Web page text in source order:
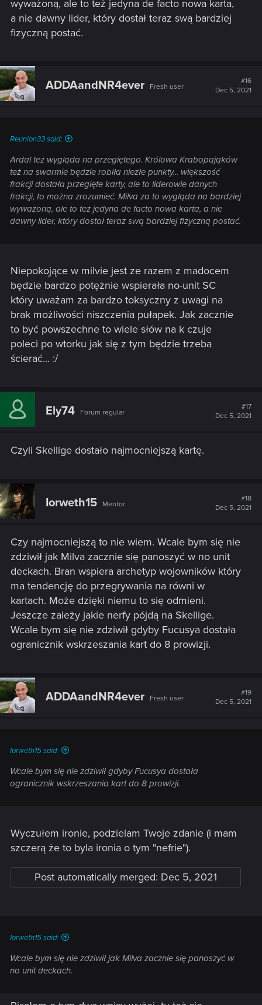
wyważoną, ale to też jedyna de facto nowa karta,
a nie dawny lider, który dostał teraz swą bardziej
fizyczną postać.
ADDAandNR4ever Fresh user
#16
Dec 5, 2021
Reunion33 said:
Ardal też wygląda na przegiętego. Królowa Krabopająków
też na swarmie będzie robiła niezłe punkty... większość
frakcji dostała przegięte karty, ale to liderowie danych
frakcji, to można zrozumieć. Milva za to wygląda na bardziej
wyważoną, ale to też jedyna de facto nowa karta, a nie
dawny lider, który dostał teraz swą bardziej fizyczną postać.
Niepokojące w milvie jest ze razem z madocem
będzie bardzo potężnie wspierała no-unit SC
który uważam za bardzo toksyczny z uwagi na
brak możliwości niszczenia pułapek. Jak zacznie
to być powszechne to wiele słów na k czuje
poleci po wtorku jak się z tym będzie trzeba
ścierać... :/
Ely74 Forum regular
#17
Dec 5, 2021
Czyli Skellige dostało najmocniejszą kartę.
Iorweth15 Mentor
#18
Dec 5, 2021
Czy najmocniejszą to nie wiem. Wcale bym się nie
zdziwił jak Milva zacznie się panoszyć w no unit
deckach. Bran wspiera archetyp wojowników który
ma tendencję do przegrywania na równi w
kartach. Może dzięki niemu to się odmieni.
Jeszcze zależy jakie nerfy pójdą na Skellige.
Wcale bym się nie zdziwił gdyby Fucusya dostała
ogranicznik wskrzeszania kart do 8 prowizji.
ADDAandNR4ever Fresh user
#19
Dec 5, 2021
Iorweth15 said:
Wcale bym się nie zdziwił gdyby Fucusya dostała
ogranicznik wskrzeszania kart do 8 prowizji.
Wyczułem ironie, podzielam Twoje zdanie (i mam
szczerą że to byla ironia o tym "nefrie").
Post automatically merged: Dec 5, 2021
Iorweth15 said:
Wcale bym się nie zdziwił jak Milva zacznie się panoszyć w
no unit deckach.